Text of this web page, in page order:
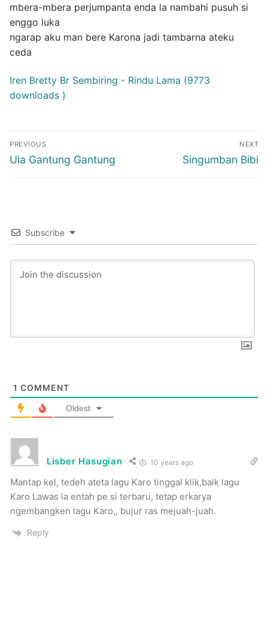
mbera-mbera perjumpanta enda la nambahi pusuh si
enggo luka
ngarap aku man bere Karona jadi tambarna ateku
ceda
Iren Bretty Br Sembiring - Rindu Lama (9773
downloads )
Post
navigation
PREVIOUS
Previous
Ula Gantung Gantung
NEXT
Next
Singumban Bibi
Subscribe
1 COMMENT
Oldest
Lisber Hasugian 10 years ago
Mantap kel, tedeh ateta lagu Karo tinggal klik,baik lagu
Karo Lawas ia entah pe si terbaru, tetap erkarya
ngembangken lagu Karo,, bujur ras mejuah-juah.
Reply